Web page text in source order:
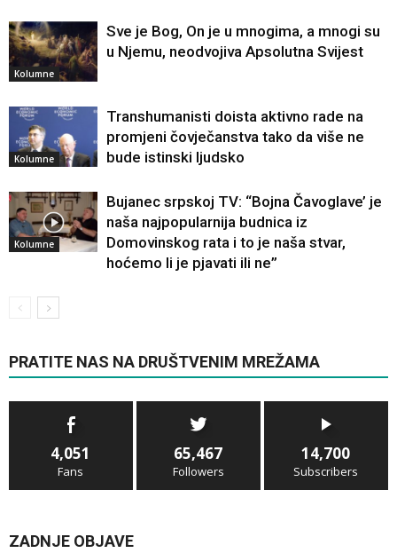
Kolumne
Sve je Bog, On je u mnogima, a mnogi su
u Njemu, neodvojiva Apsolutna Svijest
Kolumne
Transhumanisti doista aktivno rade na
promjeni čovječanstva tako da više ne
bude istinski ljudsko
Kolumne
Bujanec srpskoj TV: “Bojna Čavoglave’ je
naša najpopularnija budnica iz
Domovinskog rata i to je naša stvar,
hoćemo li je pjavati ili ne”
PRATITE NAS NA DRUŠTVENIM MREŽAMA
4,051
Fans
65,467
Followers
14,700
Subscribers
ZADNJE OBJAVE